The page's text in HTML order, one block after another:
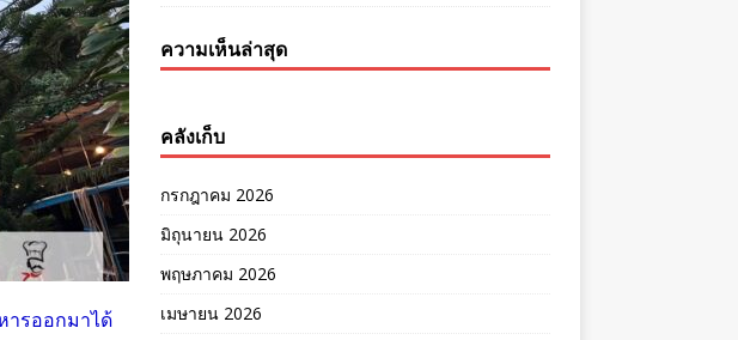
ารออกมาได้
ความเห็นล่าสุด
คลังเก็บ
กรกฎาคม 2026
มิถุนายน 2026
พฤษภาคม 2026
เมษายน 2026